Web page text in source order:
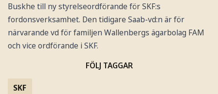
Buskhe till ny styrelseordförande för SKF:s
fordonsverksamhet. Den tidigare Saab-vd:n är för
närvarande vd för familjen Wallenbergs ägarbolag FAM
och vice ordförande i SKF.
FÖLJ TAGGAR
SKF